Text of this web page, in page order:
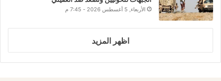
الأربعاء, 5 أغسطس 2026 - 7:45 م
اظهر المزيد